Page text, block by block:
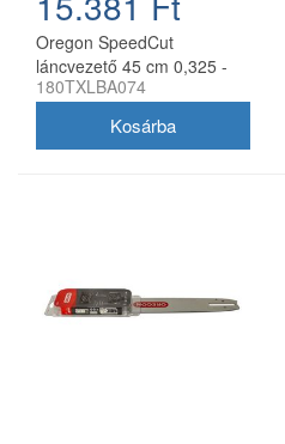
Oregon SpeedCut
láncvezető 45 cm 0,325 -
1,3 mm 68 szem Stihl
180TXLBA074